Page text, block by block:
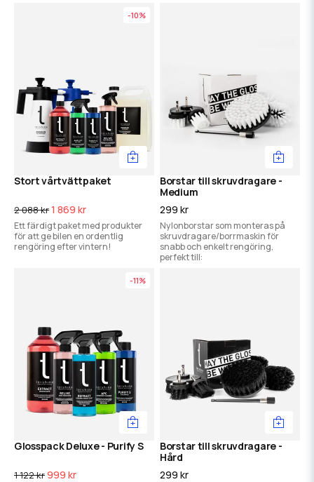
Stort vårtvättpaket
2 088 kr1 869 kr
Ett färdigt paket med produkter
för att ge bilen en ordentlig
rengöring efter vintern!
-10%
Borstar till skruvdragare -
Medium
299 kr
Nylonborstar som monteras på
skruvdragare/borrmaskin för
snabb och enkelt rengöring,
perfekt till:
Glosspack Deluxe - Purify S
1 122 kr999 kr
-11%
Borstar till skruvdragare -
Hård
299 kr